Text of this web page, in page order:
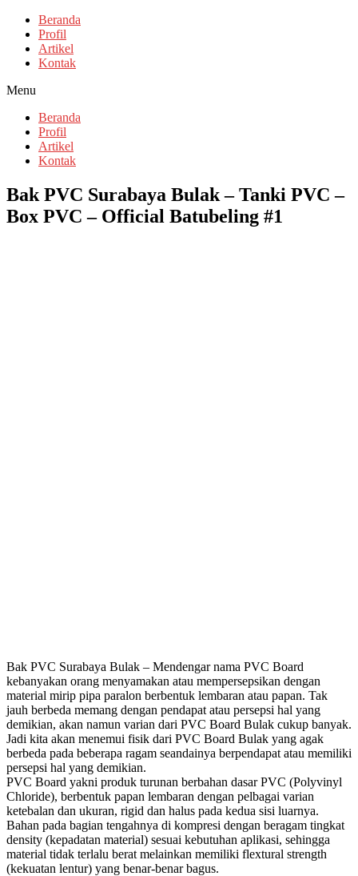
Beranda
Profil
Artikel
Kontak
Menu
Beranda
Profil
Artikel
Kontak
Bak PVC Surabaya Bulak – Tanki PVC –
Box PVC – Official Batubeling #1
Bak PVC Surabaya Bulak – Mendengar nama PVC Board
kebanyakan orang menyamakan atau mempersepsikan dengan
material mirip pipa paralon berbentuk lembaran atau papan. Tak
jauh berbeda memang dengan pendapat atau persepsi hal yang
demikian, akan namun varian dari PVC Board Bulak cukup banyak.
Jadi kita akan menemui fisik dari PVC Board Bulak yang agak
berbeda pada beberapa ragam seandainya berpendapat atau memiliki
persepsi hal yang demikian.
PVC Board yakni produk turunan berbahan dasar PVC (Polyvinyl
Chloride), berbentuk papan lembaran dengan pelbagai varian
ketebalan dan ukuran, rigid dan halus pada kedua sisi luarnya.
Bahan pada bagian tengahnya di kompresi dengan beragam tingkat
density (kepadatan material) sesuai kebutuhan aplikasi, sehingga
material tidak terlalu berat melainkan memiliki flextural strength
(kekuatan lentur) yang benar-benar bagus.